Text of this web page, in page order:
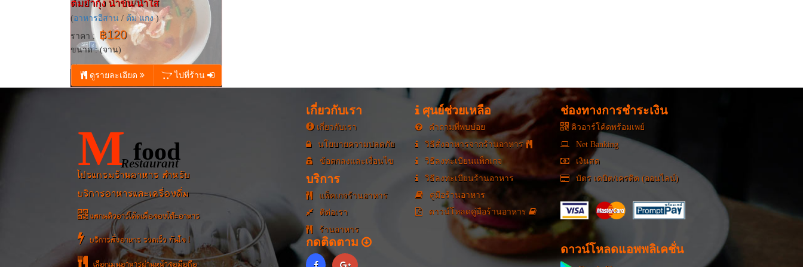
ต้มยำกุ้ง น้ำข้น/น้ำใส
(อาหารอีสาน / ต้ม แกง)
ราคา : ฿120
ขนาด : (จาน)
...
ดูรายละเอียด
ไปที่ร้าน
M food
Restaurant
โปรแกรมร้านอาหาร สำหรับ
บริการอาหารและเครื่องดื่ม
แสกนคิวอาร์โค้ดเพื่อจองโต๊ะอาหาร
บริการสั่งอาหาร รวดเร็ว ทันใจ !
เกี่ยวกับเรา
เกี่ยวกับเรา
นโยบายความปลดภัย
ข้อตกลงและเงื่อนไข
บริการ
แพ็คเกจร้านอาหาร
ติต่อเรา
ร้านอาหาร
กดติดตาม
ศุนย์ช่วยเหลือ
คำถามที่พบบ่อย
วิธีสั่งอาหารจากร้านอาหาร
วิธีลงทะเบียนแพ็กเกจ
วิธีลงทะเบียนร้านอาหาร
คู่มือร้านอาหาร
ดาวน์โหลดคู่มือร้านอาหาร
ช่องทางการชำระเงิน
คิวอาร์โค้ดพร้อมเพย์
Net Banking
เงินสด
บัตร เดบิต/เครดิต (ออนไลน์)
ดาวน์โหลดแอพพลิเคชั่น